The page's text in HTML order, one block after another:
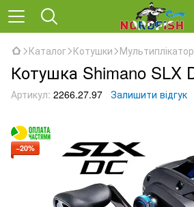
Каталог Котушки
Котушка Shimano SLX
Артикул: 2266.27.97 Залишити відгук
−20%